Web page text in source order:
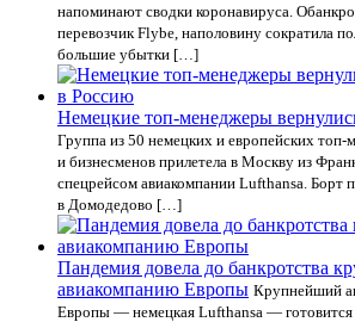
напоминают сводки коронавируса.
перевозчик Flybe, наполовину сократила
большие убытки […]
Немецкие топ-менеджеры
Группа из 50 немецких и европейских топ-
и бизнесменов прилетела в Москву из
спецрейсом авиакомпании Lufthansa. Борт
в Домодедово […]
Пандемия довела до банкротства
авиакомпанию Европы Крупнейший
Европы — немецкая Lufthansa — готовится